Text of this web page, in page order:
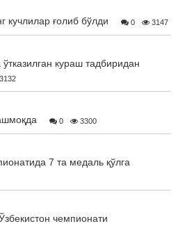
кучлилар ғолиб бўлди 0 3147
кураш тадбиридан
0 3300
7 та медаль қўлга
чемпионати